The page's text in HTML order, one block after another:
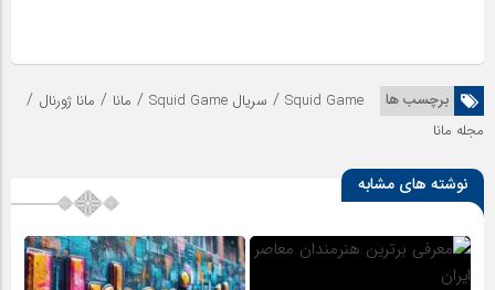
برچسب ها Squid Game
/ سریال Squid Game / مانا / مانا ژورنال /
مجله مانا
نوشته های مشابه